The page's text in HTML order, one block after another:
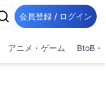
会員登録 / ログイン
アニメ・ゲーム BtoB・